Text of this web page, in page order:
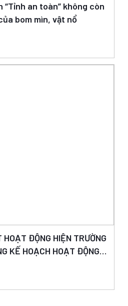
“Tỉnh an toàn” không còn
bom mìn, vật nổ
HOẠT ĐỘNG HIỆN TRƯỜNG
KẾ HOẠCH HOẠT ĐỘNG